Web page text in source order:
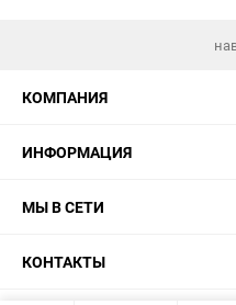
КОМПАНИЯ
ИНФОРМАЦИЯ
МЫ В СЕТИ
КОНТАКТЫ